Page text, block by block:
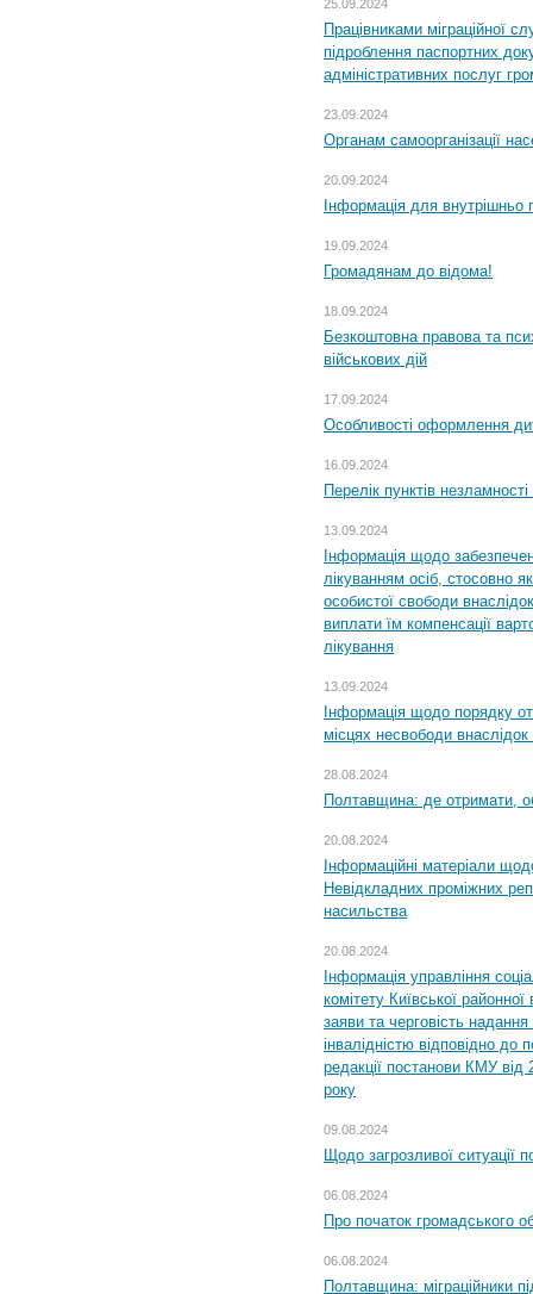
25.09.2024
Працівниками міграційної
підроблення паспортних
адміністративних послуг
23.09.2024
Органам самоорганізації
20.09.2024
Інформація для внутрішньо
19.09.2024
Громадянам до відома!
18.09.2024
Безкоштовна правова та
військових дій
17.09.2024
Особливості оформлення
16.09.2024
Перелік пунктів
13.09.2024
Інформація щодо
лікуванням осіб, стосовно
особистої свободи
виплати їм компенсації
лікування
13.09.2024
Інформація щодо порядку
місцях несвободи внаслідок
28.08.2024
Полтавщина: де отримати,
20.08.2024
Інформаційні матеріали
Невідкладних проміжних
насильства
20.08.2024
Інформація управління
комітету Київської
заяви та черговість надання
інвалідністю відповідно
редакції постанови КМУ
року
09.08.2024
Щодо загрозливої ситуації
06.08.2024
Про початок громадського
06.08.2024
Полтавщина: міграційники